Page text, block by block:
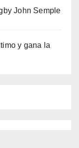
John Semple
y gana la